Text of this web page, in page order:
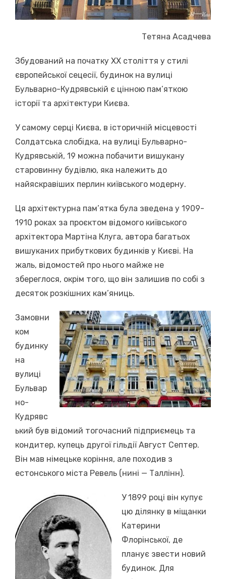
Тетяна Асадчева
Збудований на початку XX століття у стилі
європейської сецесії, будинок на вулиці
Бульварно-Кудрявській є цінною пам’яткою
історії та архітектури Києва.
У самому серці Києва, в історичній місцевості
Солдатська слобідка, на вулиці Бульварно-
Кудрявській, 19 можна побачити вишукану
старовинну будівлю, яка належить до
найяскравіших перлин київського модерну.
Ця архітектурна пам’ятка була зведена у 1909-
1910 роках за проєктом відомого київського
архітектора Мартіна Клуга, автора багатьох
вишуканих прибуткових будинків у Києві. На
жаль, відомостей про нього майже не
збереглося, окрім того, що він залишив по собі з
десяток розкішних кам’яниць.
Замовни
ком
будинку
на
вулиці
Бульвар
но-
Кудрявс
ький був відомий тогочасний підприємець та
кондитер, купець другої гільдії Август Септер.
Він мав німецьке коріння, але походив з
естонського міста Ревель (нині — Таллінн).
У 1899 році він купує
цю ділянку в міщанки
Катерини
Флорінської, де
планує звести новий
будинок. Для